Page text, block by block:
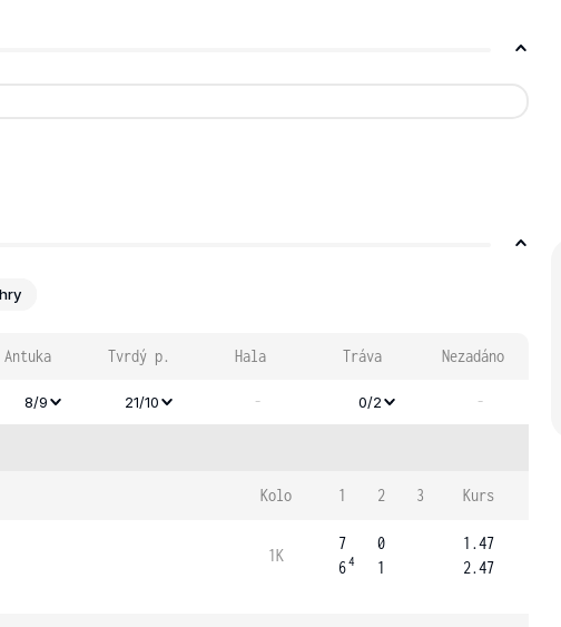
Antuka Tvrdý p. Hala Tráva Nezadáno
8/9 21/10 - 0/2 -
Kolo 1 2 3 Kurs
1K
7
64
0
1
1.47
2.47